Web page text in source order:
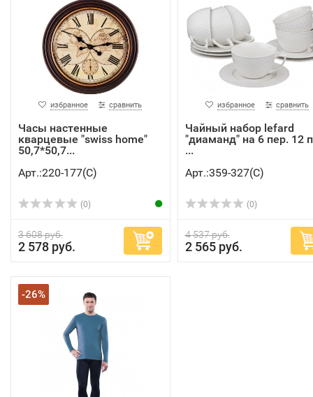
избранное сравнить
Часы настенные
кварцевые "swiss home"
50,7*50,7...
Арт.:220-177(C)
(0)
3 608 руб.
2 578 руб.
избранное сравнить
Чайный набор lefard
"диаманд" на 6 пер. 12
...
Арт.:359-327(C)
(0)
4 537 руб.
2 565 руб.
-26%